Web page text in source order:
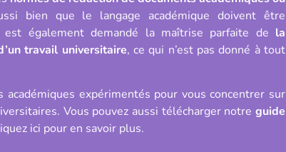
bien que le langage académique doivent être
également demandé la maîtrise parfaite de la
travail universitaire, ce qui n’est pas donné à tout
académiques expérimentés pour vous concentrer sur
Vous pouvez aussi télécharger notre guide
ici pour en savoir plus.